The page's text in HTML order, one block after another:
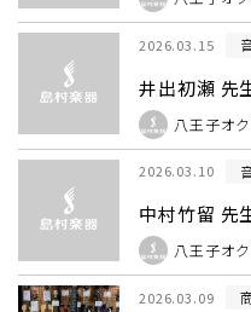
2026.03.15
井出初瀬 先
八王子オ
2026.03.10
中村竹留
八王子オ
2026.03.09